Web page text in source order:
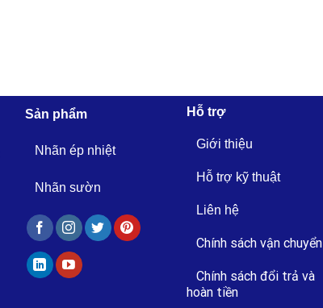
Sản phẩm
Nhãn ép nhiệt
Nhãn sườn
Hỗ trợ
Giới thiệu
Hỗ trợ kỹ thuật
Liên hệ
Chính sách vận chuyển
Chính sách đổi trả và
hoàn tiền